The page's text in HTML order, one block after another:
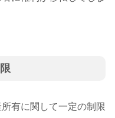
有に関して一定の制限